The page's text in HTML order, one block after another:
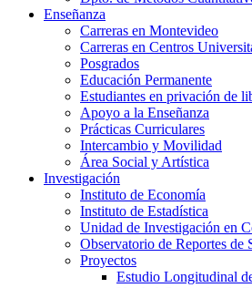
Enseñanza
Carreras en Montevideo
Carreras en Centros
Posgrados
Educación Permanente
Estudiantes en privación de
Apoyo a la Enseñanza
Prácticas Curriculares
Intercambio y Movilidad
Área Social y Artística
Investigación
Instituto de Economía
Instituto de Estadística
Unidad de Investigación en
Observatorio de Reportes de
Proyectos
Estudio Longitudinal